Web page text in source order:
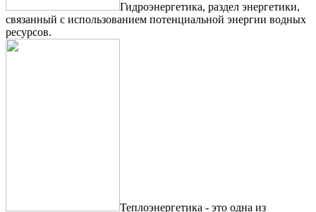
Гидроэнергетика, раздел энергетики,
связанный с использованием потенциальной энергии водных
ресурсов.
Теплоэнергетика - это одна из